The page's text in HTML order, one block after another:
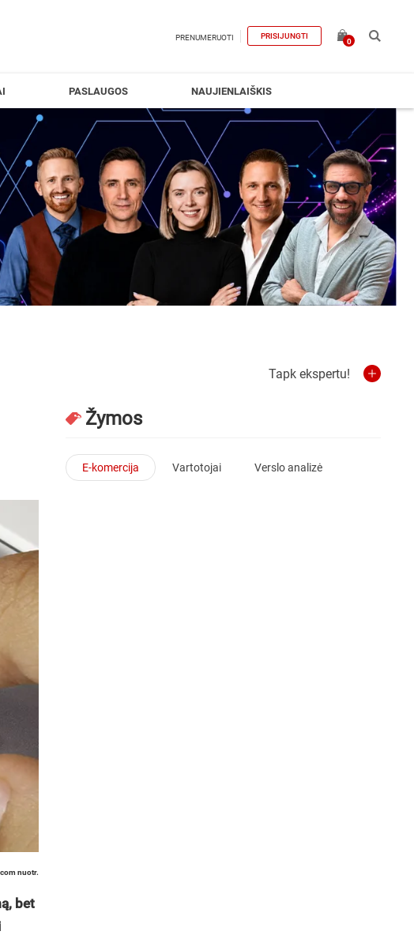
PRENUMERUOTI PRISIJUNGTI
0
PASLAUGOS NAUJIENLAIŠKIS
nuotr.
bet
Tapk ekspertu!
Žymos
E-komercija Vartotojai Verslo analizė